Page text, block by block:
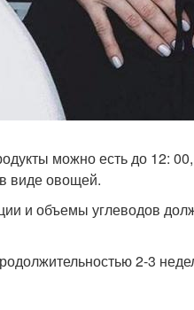
можно есть до 12:
виде овощей.
и объемы углеводов
2-3